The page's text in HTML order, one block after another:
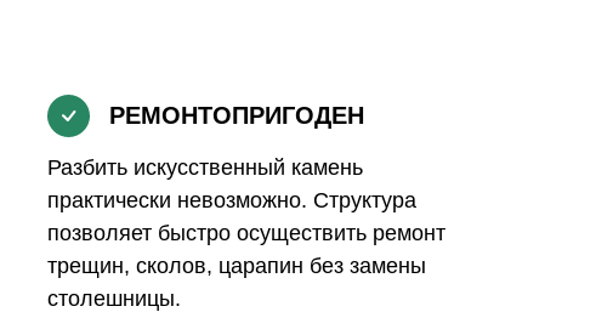
РЕМОНТОПРИГОДЕН
Разбить искусственный камень
практически невозможно. Структура
позволяет быстро осуществить ремонт
трещин, сколов, царапин без замены
столешницы.